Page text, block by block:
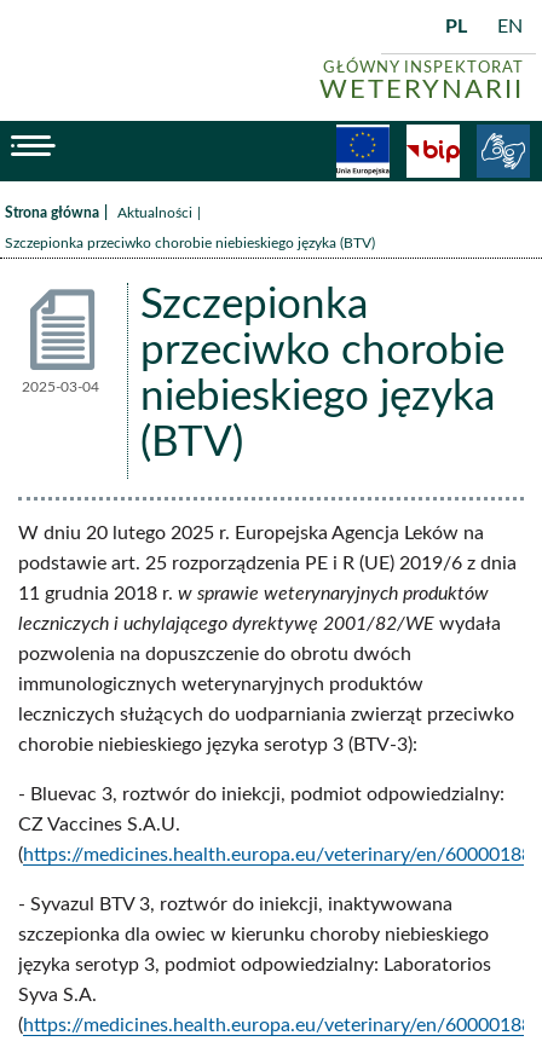
GŁÓWNY INSPEKTORAT
WETERYNARII
PL EN
BiP
Strona główna /Aktualności
Szczepionka przeciwko chorobie niebieskiego języka (BTV)
Szczepionka
przeciwko chorobie
niebieskiego języka
(BTV)
Aktualności
2025-03-04
W dniu 20 lutego 2025 r. Europejska Agencja Leków na
podstawie art. 25 rozporządzenia PE i R (UE) 2019/6 z dnia
11 grudnia 2018 r. w sprawie weterynaryjnych produktów
leczniczych i uchylającego dyrektywę 2001/82/WE wydała
pozwolenia na dopuszczenie do obrotu dwóch
immunologicznych weterynaryjnych produktów
leczniczych służących do uodparniania zwierząt przeciwko
chorobie niebieskiego języka serotyp 3 (BTV-3):
- Bluevac 3, roztwór do iniekcji, podmiot odpowiedzialny:
CZ Vaccines S.A.U.
(https://medicines.health.europa.eu/veterinary/en/
- Syvazul BTV 3, roztwór do iniekcji, inaktywowana
szczepionka dla owiec w kierunku choroby niebieskiego
języka serotyp 3, podmiot odpowiedzialny: Laboratorios
Syva S.A.
(https://medicines.health.europa.eu/veterinary/en/